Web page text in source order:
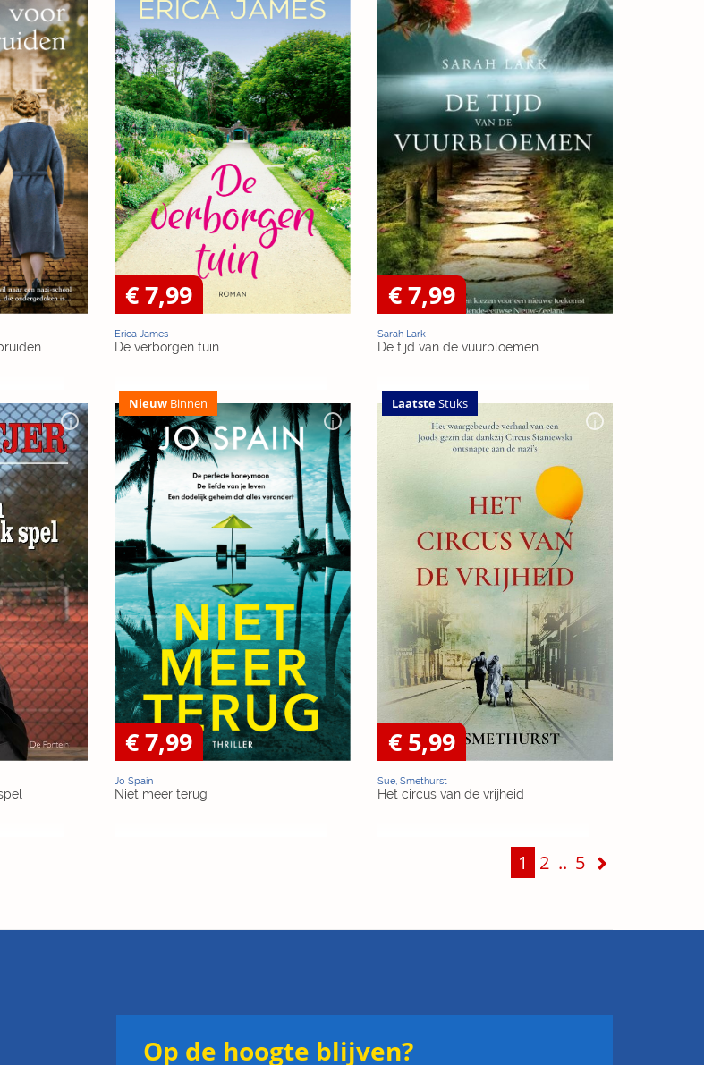
€ 7,99
Erica James
De verborgen tuin
€ 7,99
Sarah Lark
De tijd van de vuurbloemen
Nieuw Binnen
€ 7,99
Jo Spain
Niet meer terug
LaatsteStuks
€ 5,99
Sue, Smethurst
Het circus van de vrijheid
1 2 .. 5
Op de hoogte blijven?